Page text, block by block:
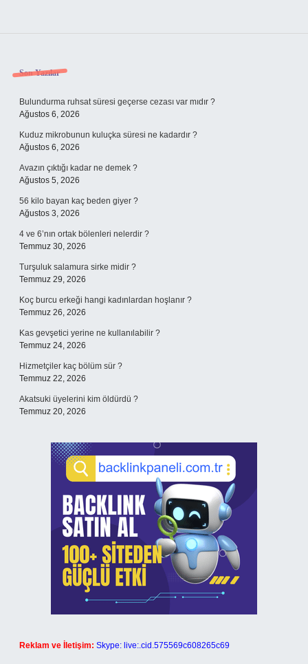
Sidebar
Son Yazılar
Bulundurma ruhsat süresi geçerse cezası var mıdır ?
Ağustos 6, 2026
Kuduz mikrobunun kuluçka süresi ne kadardır ?
Ağustos 6, 2026
Avazın çıktığı kadar ne demek ?
Ağustos 5, 2026
56 kilo bayan kaç beden giyer ?
Ağustos 3, 2026
4 ve 6’nın ortak bölenleri nelerdir ?
Temmuz 30, 2026
Turşuluk salamura sirke midir ?
Temmuz 29, 2026
Koç burcu erkeği hangi kadınlardan hoşlanır ?
Temmuz 26, 2026
Kas gevşetici yerine ne kullanılabilir ?
Temmuz 24, 2026
Hizmetçiler kaç bölüm sür ?
Temmuz 22, 2026
Akatsuki üyelerini kim öldürdü ?
Temmuz 20, 2026
Reklam ve İletişim: Skype: live:.cid.575569c608265c69